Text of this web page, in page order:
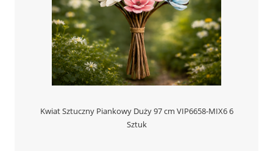
Kwiat Sztuczny Piankowy Duży 97 cm VIP6658-MIX6 6
Sztuk